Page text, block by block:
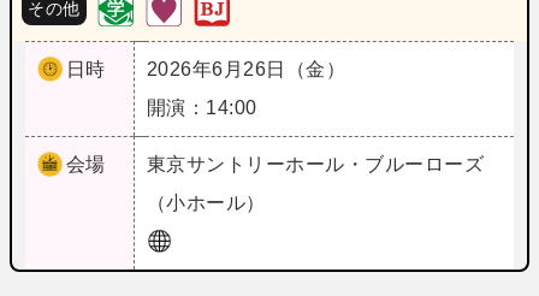
その他
日時
2026年6月26日（金）
開演：14:00
会場 東京サントリーホール・ブルーローズ
（小ホール）